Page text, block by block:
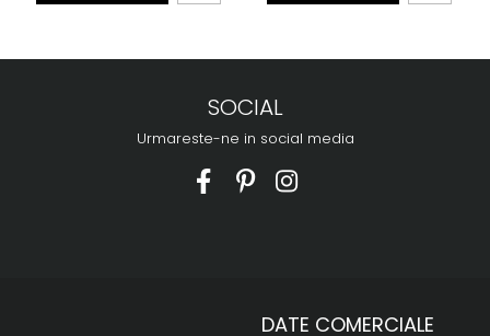
SOCIAL
Urmareste-ne in social media
DATE COMERCIALE